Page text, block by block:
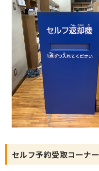
セルフ予約受取コーナー